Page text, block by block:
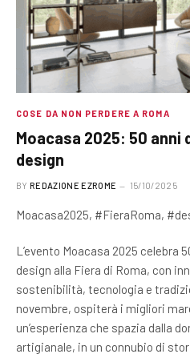
COSE DA NON PERDERE A ROMA
Moacasa 2025: 50 anni
design
BY REDAZIONE EZROME 15/10/2025
Moacasa2025, #FieraRoma,
L’evento Moacasa 2025 celebra
design alla Fiera di Roma, con
sostenibilità, tecnologia e
novembre, ospiterà i migliori
un’esperienza che spazia dalla
artigianale, in un connubio di